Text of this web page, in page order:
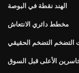
الهند نقطة في البوصة
مخطط دائري الانتعاش
التضخم التضخم الحقيقي
الأعلى قبل السوق